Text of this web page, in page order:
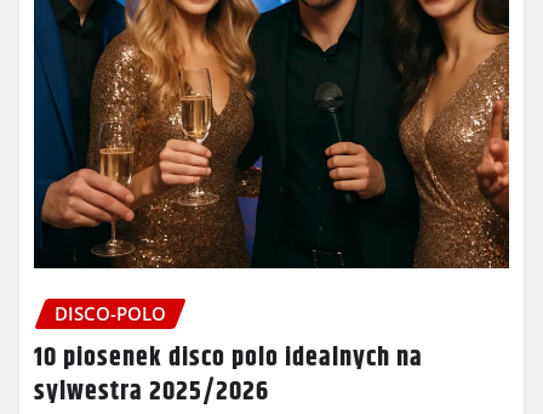
DISCO-POLO
10 piosenek disco polo idealnych na
sylwestra 2025/2026